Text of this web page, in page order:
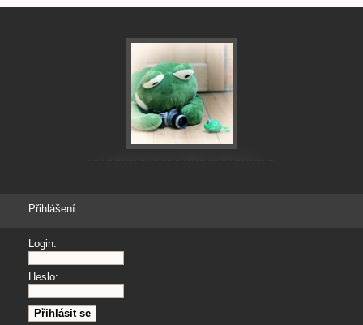
Přihlášení
Login:
Heslo: